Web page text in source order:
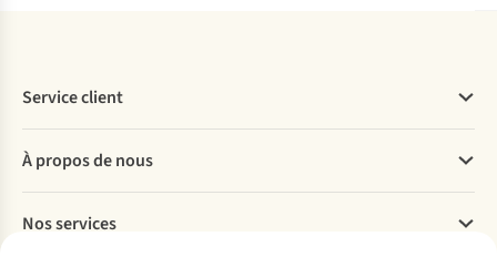
Service client
Commander
Payer
Livraison
À propos de nous
Explore More
Nos services